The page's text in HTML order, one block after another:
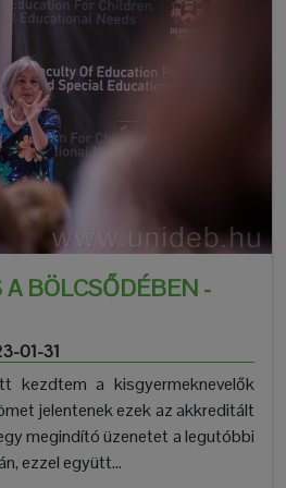
A BÖLCSŐDÉBEN -
01-31
kezdtem a kisgyermeknevelők
jelentenek ezek az akkreditált
megindító üzenetet a legutóbbi
ezzel együtt...